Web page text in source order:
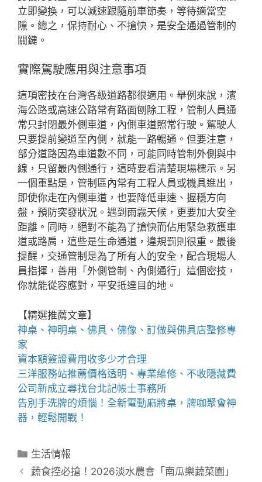
立即變換，可以減速跟隨前車節奏，等待適當空
隙。總之，保持耐心、不搶快，是安全通過管制的
關鍵。
實際駕駛應用與注意事項
這項密技在台灣各級道路都很適用。舉例來說，濱
海公路或高速公路常有路面刨除工程，管制人員通
常只封閉最外側車道，內側車道照常行駛。駕駛人
只要提前變道至內側，就能一路暢通。但要注意，
部分道路因為車道數不同，可能同時管制外側與中
線，只留最內側通行，這時要看清楚現場標示。另
一個重點是，管制區內常有工程人員或機具進出，
即使你走在內側車道，也要降低車速、握穩方向
盤，預防突發狀況。遇到雨霧天候，更要加大安全
距離。同時，絕對不能為了搶快而佔用緊急救護車
道或路肩，這些是生命通道，違規罰則很重。最後
提醒，交通管制是為了所有人的安全，配合現場人
員指揮，善用「外側管制、內側通行」這個密技，
你就能從容應對，平安抵達目的地。
【精選推薦文章】
神桌、 神明桌 、 佛具 、佛像、訂做與佛具店整修專
家
資本額簽證費用收多少才合理
三洋服務站推薦價格透明、專業維修、不收隱藏費
公司新成立尋找台北記帳士事務所
告別手洗牌的煩惱！全新電動麻將桌 ，牌咖聚會神
器，輕鬆開戰！
分
類
生活情報
蔬食控必搶！2026淡水農會「南瓜樂蔬菜園」